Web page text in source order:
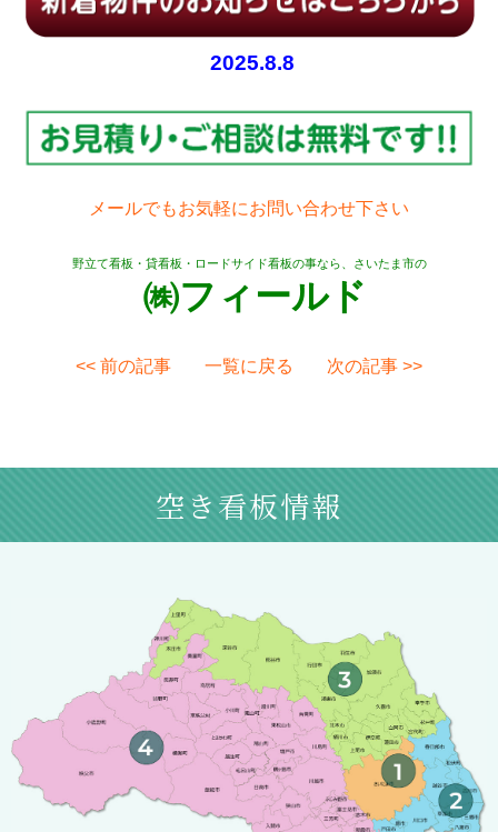
2025.8.8
メールでもお気軽にお問い合わせ下さい
野立て看板・貸看板・ロードサイド看板の事なら、さいたま市の
㈱フィールド
<< 前の記事 一覧に戻る 次の記事 >>
空き看板情報